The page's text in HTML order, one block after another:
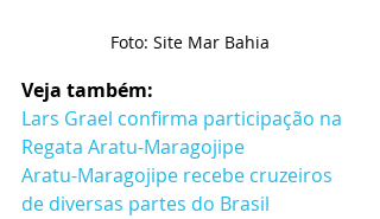
Foto: Site Mar Bahia
Veja também:
Lars Grael confirma participação na
Regata Aratu-Maragojipe
Aratu-Maragojipe recebe cruzeiros
de diversas partes do Brasil